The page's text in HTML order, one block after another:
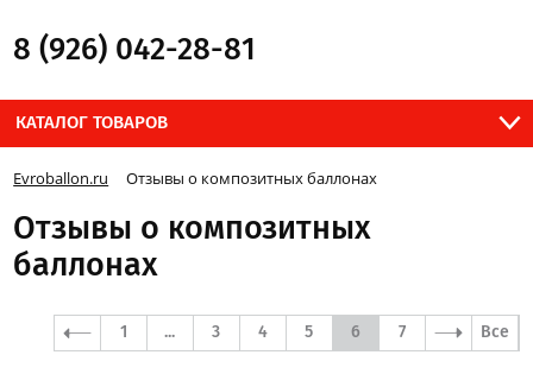
8 (926) 042-28-81
КАТАЛОГ ТОВАРОВ
Evroballon.ru Отзывы о композитных баллонах
Отзывы о композитных
баллонах
1 ... 3 4 5 6 7 Все